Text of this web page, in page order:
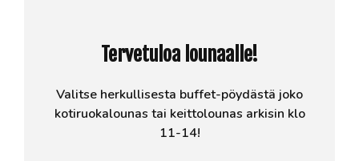
à la carte -annoksiimme ja varaa pöytäsi jo tänään!
Tervetuloa lounaalle!
Valitse herkullisesta buffet-pöydästä joko
kotiruokalounas tai keittolounas arkisin klo
11-14!